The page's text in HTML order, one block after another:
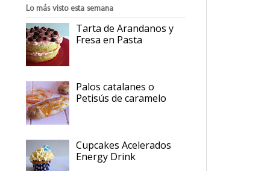
Lo más visto esta semana
Tarta de Arandanos y
Fresa en Pasta
Palos catalanes o
Petisús de caramelo
Cupcakes Acelerados
Energy Drink